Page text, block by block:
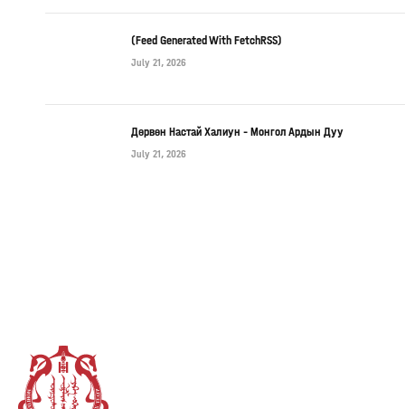
(Feed Generated With FetchRSS)
July 21, 2026
Дөрвөн Настай Халиун – Монгол Ардын Дуу
July 21, 2026